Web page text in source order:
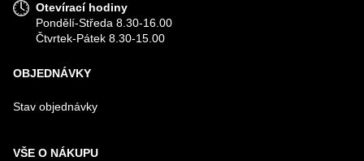
Otevírací hodiny
Pondělí-Středa 8.30-16.00
Čtvrtek-Pátek 8.30-15.00
OBJEDNÁVKY
Stav objednávky
VŠE O NÁKUPU